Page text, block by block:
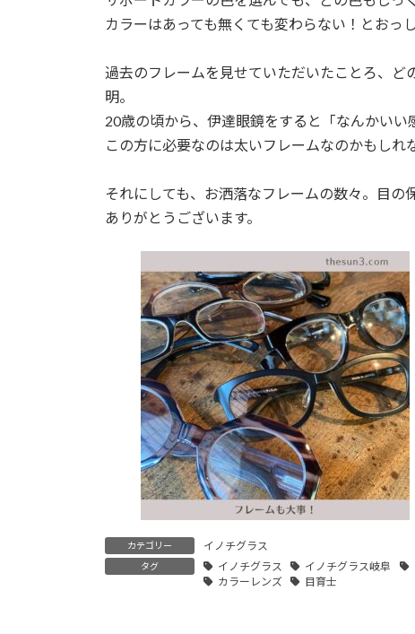
カラーはあっても無くても変わらない！とおっ
過去のフレームを見せていただいたことろ、
明。
20歳の頃から、伊達眼鏡をすると「なんかいい
この方に必要なのは太いフレームなのかもしれ
それにしても、お洒落なフレームの数々。目の
ありがとうございます。
カテゴリー イノチグラス
タグ イノチグラス イノチグラス岐阜
カラーレンズ
目育士